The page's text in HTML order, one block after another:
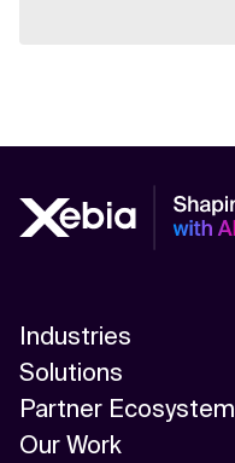
Industries
Solutions
Partner Ecosystem
Our Work